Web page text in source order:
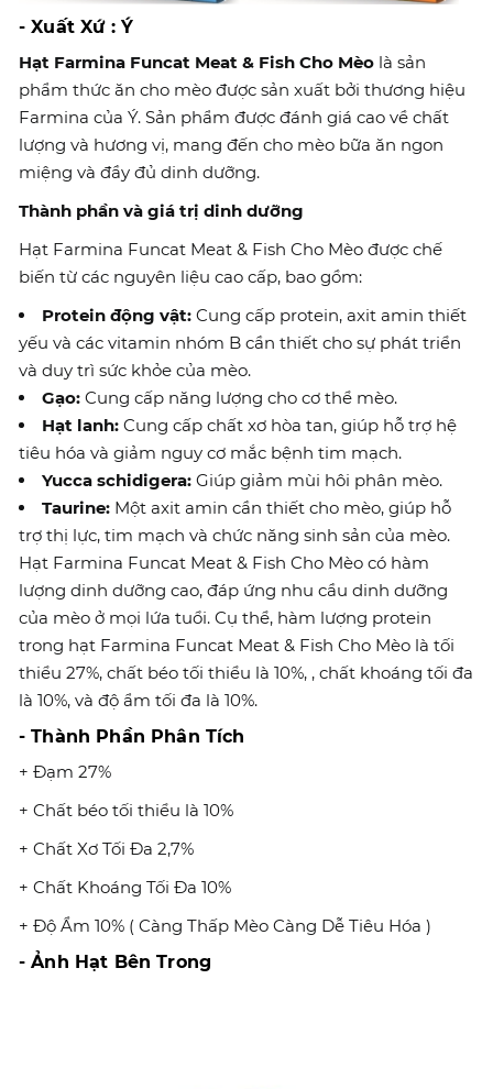
- Xuất Xứ : Ý
Hạt Farmina Funcat Meat & Fish Cho Mèo là sản
phẩm thức ăn cho mèo được sản xuất bởi thương hiệu
Farmina của Ý. Sản phẩm được đánh giá cao về chất
lượng và hương vị, mang đến cho mèo bữa ăn ngon
miệng và đầy đủ dinh dưỡng.
Thành phần và giá trị dinh dưỡng
Hạt Farmina Funcat Meat & Fish Cho Mèo được chế
biến từ các nguyên liệu cao cấp, bao gồm:
Protein động vật: Cung cấp protein, axit amin thiết
yếu và các vitamin nhóm B cần thiết cho sự phát triển
và duy trì sức khỏe của mèo.
Gạo: Cung cấp năng lượng cho cơ thể mèo.
Hạt lanh: Cung cấp chất xơ hòa tan, giúp hỗ trợ hệ
tiêu hóa và giảm nguy cơ mắc bệnh tim mạch.
Yucca schidigera: Giúp giảm mùi hôi phân mèo.
Taurine: Một axit amin cần thiết cho mèo, giúp hỗ
trợ thị lực, tim mạch và chức năng sinh sản của mèo.
Hạt Farmina Funcat Meat & Fish Cho Mèo có hàm
lượng dinh dưỡng cao, đáp ứng nhu cầu dinh dưỡng
của mèo ở mọi lứa tuổi. Cụ thể, hàm lượng protein
trong hạt Farmina Funcat Meat & Fish Cho Mèo là tối
thiểu 27%, chất béo tối thiểu là 10%, , chất khoáng tối đa
là 10%, và độ ẩm tối đa là 10%.
- Thành Phần Phân Tích
+ Đạm 27%
+ Chất béo tối thiểu là 10%
+ Chất Xơ Tối Đa 2,7%
+ Chất Khoáng Tối Đa 10%
+ Độ Ẩm 10% ( Càng Thấp Mèo Càng Dễ Tiêu Hóa )
- Ảnh Hạt Bên Trong